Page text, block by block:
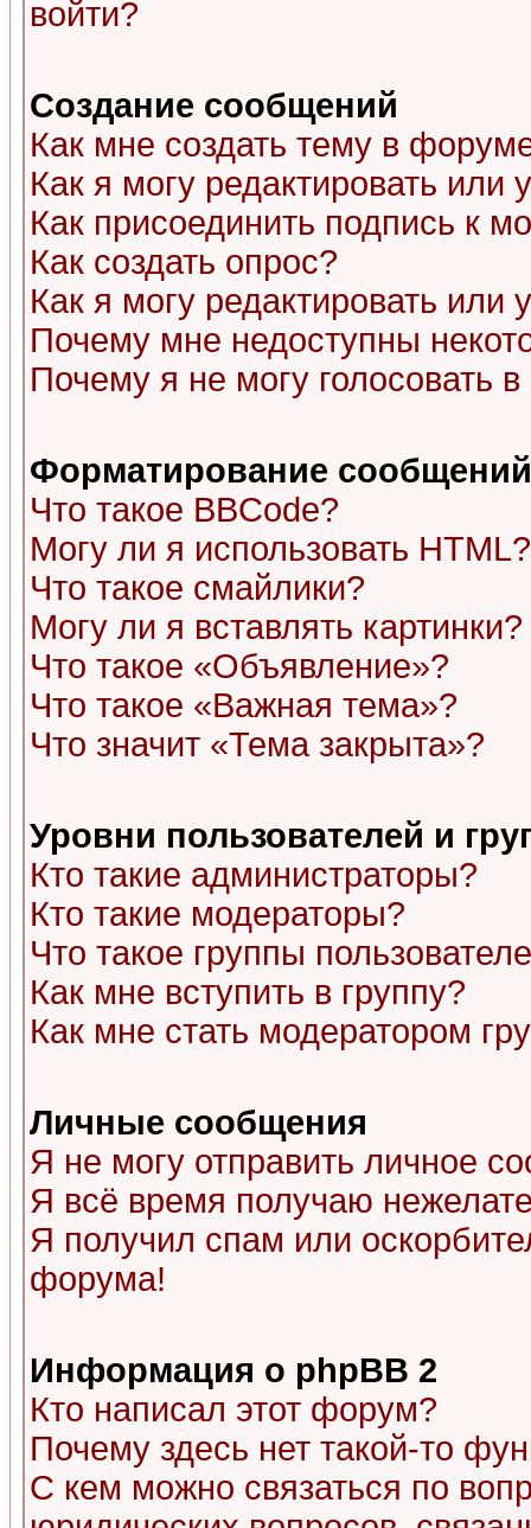
войти?
Создание сообщений
Как мне создать тему в
Как я могу редактировать или
Как присоединить подпись к
Как создать опрос?
Как я могу редактировать или
Почему мне недоступны
Почему я не могу голосовать
Форматирование
Что такое BBCode?
Могу ли я использовать HTML?
Что такое смайлики?
Могу ли я вставлять картинки?
Что такое «Объявление»?
Что такое «Важная тема»?
Что значит «Тема закрыта»?
Уровни пользователей и
Кто такие администраторы?
Кто такие модераторы?
Что такое группы
Как мне вступить в группу?
Как мне стать модератором
Личные сообщения
Я не могу отправить личное
Я всё время получаю
Я получил спам или
форума!
Информация о phpBB 2
Кто написал этот форум?
Почему здесь нет такой-то
С кем можно связаться по